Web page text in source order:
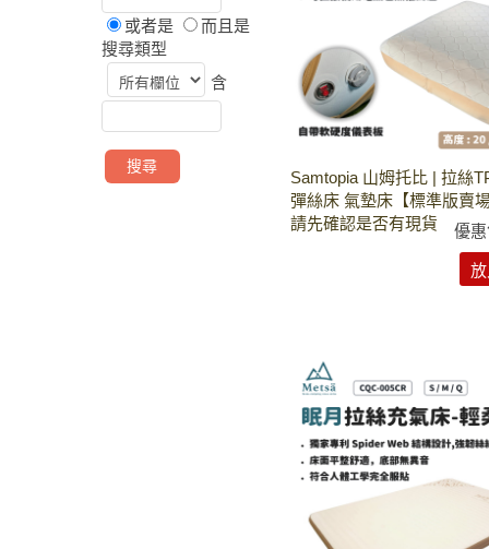
或者是
而且是
搜尋類型
含
Samtopia 山姆托比 | 拉絲
彈絲床 氣墊床【標準版賣
請先確認是否有現貨
優